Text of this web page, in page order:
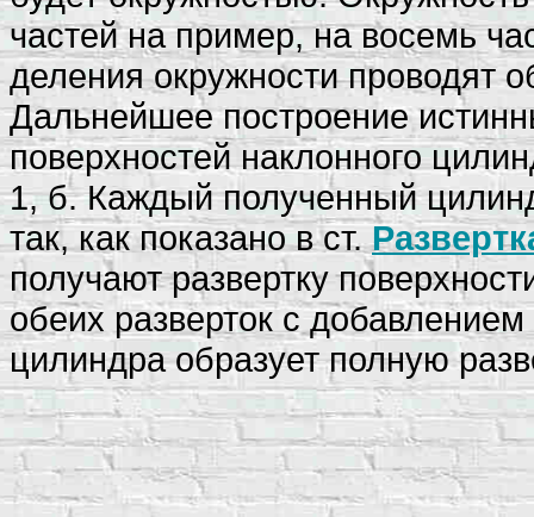
частей на пример, на восемь
деления окружности проводят
Дальнейшее построение
поверхностей наклонного
1, б. Каждый полученный
так, как показано в ст.
получают развертку
обеих разверток с
цилиндра образует полную